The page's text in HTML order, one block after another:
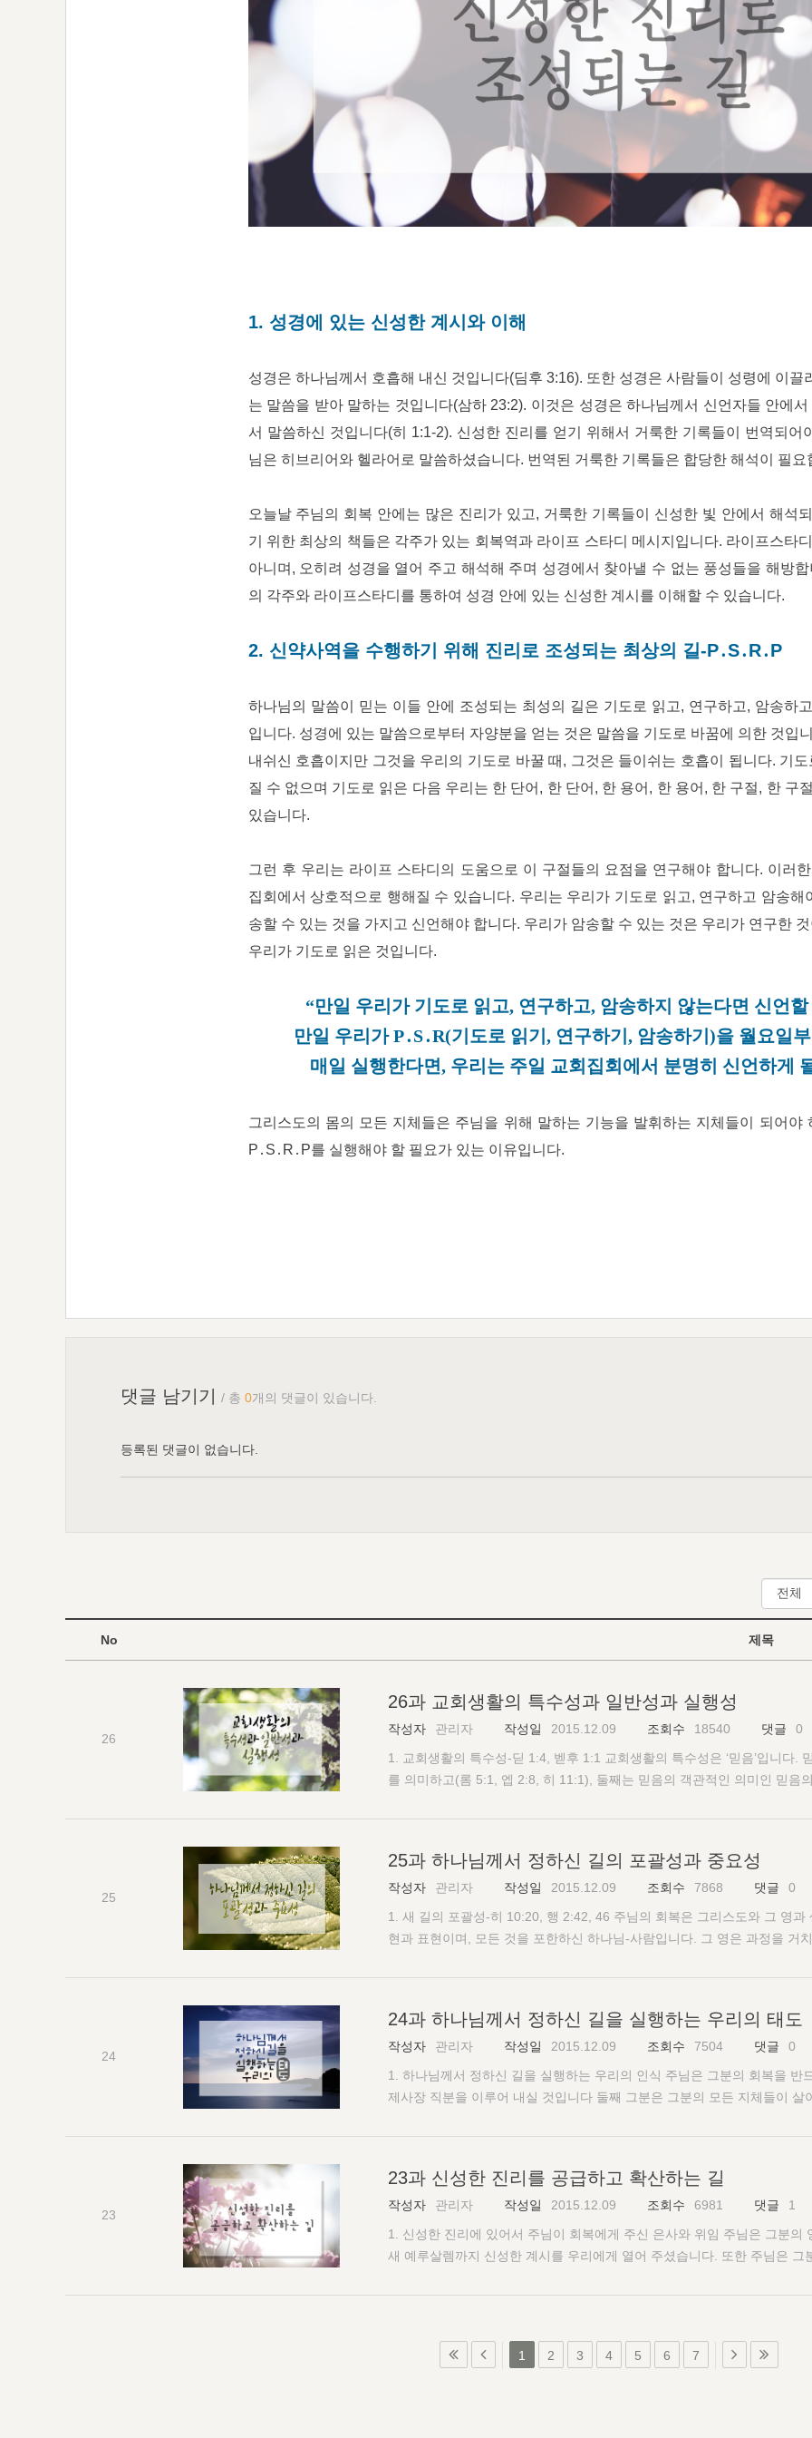
1. 성경에 있는 신성한 계시와 이해
성경은 하나님께서 호흡해 내신 것입니다(딤후 3:16). 또한 성경은 사람들이 성령에 이끌
는 말씀을 받아 말하는 것입니다(삼하 23:2). 이것은 성경은 하나님께서 신언자들 안에
서 말씀하신 것입니다(히 1:1-2). 신성한 진리를 얻기 위해서 거룩한 기록들이 번역되어
님은 히브리어와 헬라어로 말씀하셨습니다. 번역된 거룩한 기록들은 합당한 해석이 필요
오늘날 주님의 회복 안에는 많은 진리가 있고, 거룩한 기록들이 신성한 빛 안에서 해석
기 위한 최상의 책들은 각주가 있는 회복역과 라이프 스타디 메시지입니다. 라이프스타
아니며, 오히려 성경을 열어 주고 해석해 주며 성경에서 찾아낼 수 없는 풍성들을 해방
의 각주와 라이프스타디를 통하여 성경 안에 있는 신성한 계시를 이해할 수 있습니다.
2. 신약사역을 수행하기 위해 진리로 조성되는 최상의 길-P․S․R․P
하나님의 말씀이 믿는 이들 안에 조성되는 최성의 길은 기도로 읽고, 연구하고, 암송하
입니다. 성경에 있는 말씀으로부터 자양분을 얻는 것은 말씀을 기도로 바꿈에 의한 것입
내쉬신 호흡이지만 그것을 우리의 기도로 바꿀 때, 그것은 들이쉬는 호흡이 됩니다. 기
질 수 없으며 기도로 읽은 다음 우리는 한 단어, 한 단어, 한 용어, 한 용어, 한 구절, 한 구
있습니다.
그런 후 우리는 라이프 스타디의 도움으로 이 구절들의 요점을 연구해야 합니다. 이러
집회에서 상호적으로 행해질 수 있습니다. 우리는 우리가 기도로 읽고, 연구하고 암송해
송할 수 있는 것을 가지고 신언해야 합니다. 우리가 암송할 수 있는 것은 우리가 연구한
우리가 기도로 읽은 것입니다.
“만일 우리가 기도로 읽고, 연구하고, 암송하지 않는다면 신언
만일 우리가 P․S․R(기도로 읽기, 연구하기, 암송하기)을 월요일
매일 실행한다면, 우리는 주일 교회집회에서 분명히 신언하게
그리스도의 몸의 모든 지체들은 주님을 위해 말하는 기능을 발휘하는 지체들이 되어야
P․S․R․P를 실행해야 할 필요가 있는 이유입니다.
댓글 남기기 / 총 0개의 댓글이 있습니다.
등록된 댓글이 없습니다.
No 제목
26
26과 교회생활의 특수성과 일반성과 실행성
작성자 관리자 작성일 2015.12.09 조회수 18540 댓글
0
1. 교회생활의 특수성-딛 1:4, 벧후 1:1 교회생활의 특수성은 ‘믿음’입니다.
를 의미하고(롬 5:1, 엡 2:8, 히 11:1), 둘째는 믿음의 객관적인 의미인 믿음
스도인으로서 우리는 유일한 믿음을 갖습니다.” 우리는 주님의 회복의 주
다. 셋째는 완결되고 복합적인 영에 대한 충만한 체험이고, 넷째는 절대적
함입니다.여섯째는 지방의 터 위에서 교회생활을 실행함이며, 일곱째는 그
반성-골 2:19, 롬 14:21, 고전 12:24하-25 우리는 몸의 하나를 지키는 것을
리는 우리의 배경과 현재의 상황을 고려하면서 하나님께서 정하신 길을 실
제한 아래서 주님이 인도하시는 대로 하나님께서 정하신 길을 실행하기를
항상 적극적이고 건설적이고 건축하는 영과 태도를 가지고 우리가 있는 지
다. 결코 하나님께서 정하신 길에 관해서 누구와도 논쟁하거나 말다툼하거
운데 어떤 종류의 분열적인 말과 행동을 피하며, 우리가 있는 지방교회에
기능을 발휘하도록 힘써야 합니다. 주님의 새로운 움직이심을 위해서 그
에게는 생명과 생명의 성장이 필요하고, 생명과 생명의 성장을 위해서 우
는 자기 자신이나 천연적인 영역이나 옛 창조나 육체 안에 있지 않고 전적
신 길은 사람들을 부흥시키는 길입니다. 우리는 반드시 주님을 사랑하고,
들이 되어야 합니다. 양심 안에서 우리가 다른 이들에 대해 어떤 것이라도
25
25과 하나님께서 정하신 길의 포괄성과 중요성
작성자 관리자 작성일 2015.12.09 조회수 7868 댓글
0
1. 새 길의 포괄성-히 10:20, 행 2:42, 46 주님의 회복은 그리스도와 그 영
현과 표현이며, 모든 것을 포한하신 하나님-사람입니다. 그 영은 과정을 거
출이고, 교회의 궁극적인 완결은 새 예루살렘입니다. “새 예루살렘은 과정
면은 낳고 양육하고 온전하게 하고 건축하는 것입니다. 새 길은 삼일 하나
드리는 것으로 시작하여, 지방 교회들의 건축을 위해 믿는 이들의 가정에
속됩니다. “이런 식으로 지방 교회들을 건축할 때 우리는 그리스도의 몸,
경륜을 실행하는 하나님께서 정하신 길입니다. 우리가 나갈 때, 반드시 하
산출을 위해 공기 같은 영이신 그리스도의 확산을 포함하는 것이다.” 새
길은 교회 생활을 실행하기 위해 하나님께서 정하신 길이고, 성경적인 길
4:11-12, 16, 고전 3:13-14 새 길은 첫째, 주님께 중요합니다. 새 길은 그리
둘째 새 길은 주님의 회복에 중요합니다. 하나님께서 정하신 집회하는 길
10:25). 하나님의 신약경륜을 실행하는 하나님께서 정하신 길은 유일한
24
24과 하나님께서 정하신 길을 실행하는 우리의 태도
작성자 관리자 작성일 2015.12.09 조회수 7504 댓글
0
1. 하나님께서 정하신 길을 실행하는 우리의 인식 주님은 그분의 회복을
제사장 직분을 이루어 내실 것입니다 둘째 그분은 그분의 모든 지체들이
게 하는 일을 수행하게 하여 그 사역의 일을 하게 할 것입니다. 마지막으로
니다!” 조만간 주님은 그분 자신의 말씀을 성취할 것입니다. 우리 각 사람
오늘 성공하지 못한다면 내일 성공할 것이고, 우리가 성공하지 못한다면
사장 직분을 수행하기 위해 깨어서 기도하고, 부지런히 수고하며, 성실하
15:58). 우리는 자신을 의지하지 말고 부활하신 주님을 의지해야 합니다.
에서 계속해야 합니다. 현 시대의 완전한 이상을 좇아서 모든 힘이 다 소진
16:4). 넷째 신실하게 실행하며(딤전 1:12, 마 24:45), 다섯째 인내를 발휘
23
23과 신성한 진리를 공급하고 확산하는 길
작성자 관리자 작성일 2015.12.09 조회수 6981 댓글
1
1. 신성한 진리에 있어서 주님이 회복에게 주신 은사와 위임 주님은 그분
새 예루살렘까지 신성한 계시를 우리에게 열어 주셨습니다. 또한 주님은
나를 지켜야 합니다. 우리는 반드시 한 마음, 한뜻이 되어야 합니다. 우리
우리가 진리의 빛으로 철저히 적셔진다면 성도들에게 가서 말하고 그들과
있을 것입니다. 우리는 번역되고 해석된 신성한 출판물들을 연구해야 합
1 2 3 4 5 6 7